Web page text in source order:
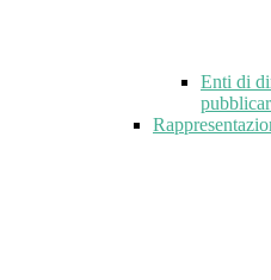
Enti di